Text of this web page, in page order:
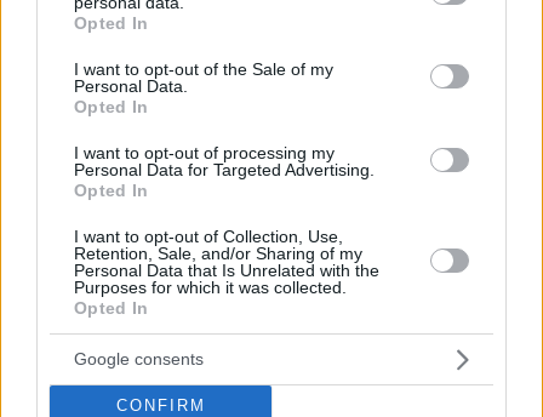
grant or deny consent to Google and its third-party tags to
use your data for below specified purposes in below Google
consent section.
Opted In
I want to opt-out of the Sale of my
Personal Data.
Opted In
I want to opt-out of processing my
Personal Data for Targeted Advertising.
Opted In
I want to opt-out of Collection, Use,
Retention, Sale, and/or Sharing of my
Personal Data that Is Unrelated with the
Purposes for which it was collected.
Opted In
Google consents
CONFIRM
Ασθενής ξυλοκόπησε νοσηλεύτρια στα Επείγοντα
του Ερυθρού Σταυρού, την άρπαξε από τα μαλλιά
και τη χτύπησε σε πόρτες - Τι καταγγέλλει η
ΠΟΕΔΗΝ
09.08.2026, 10:51